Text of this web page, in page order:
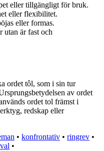
eller tillgängligt för bruk.
eller flexibilitet.
eller formas.
utan är fast och
ordet tôl, som i sin tur
av ordet
ordet tol främst i
redskap eller
• konfrontativ • ringrev •
•